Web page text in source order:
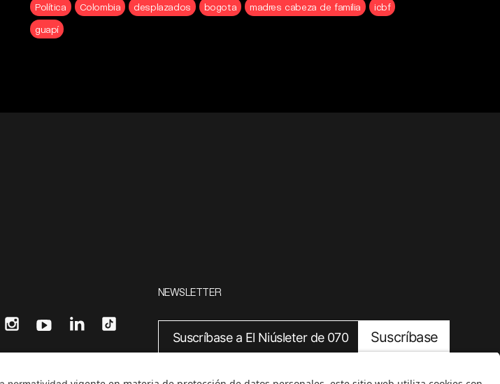
Política
Colombia desplazados bogota madres cabeza de familia
icbf
guapí
NEWSLETTER
Suscríbase